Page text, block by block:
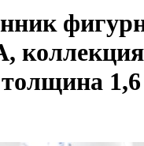
толщина